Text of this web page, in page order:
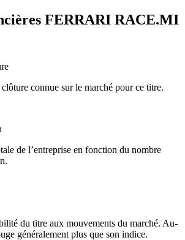
FERRARI RACE.MI
connue sur le marché pour ce titre.
de l’entreprise en fonction du nombre
du titre aux mouvements du marché. Au-
généralement plus que son indice.